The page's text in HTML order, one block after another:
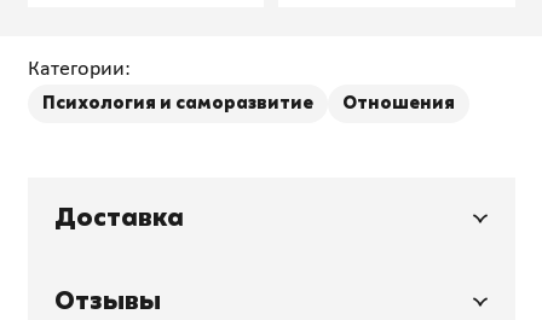
Категории:
Психология и саморазвитие Отношения
Доставка
Отзывы